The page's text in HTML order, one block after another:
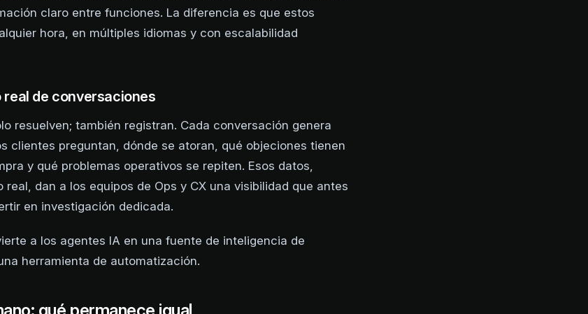
claro entre funciones. La diferencia es que estos
hora, en múltiples idiomas y con escalabilidad
real de conversaciones
resuelven; también registran. Cada conversación genera
clientes preguntan, dónde se atoran, qué objeciones tienen
y qué problemas operativos se repiten. Esos datos,
real, dan a los equipos de Ops y CX una visibilidad que antes
en investigación dedicada.
a los agentes IA en una fuente de inteligencia de
herramienta de automatización.